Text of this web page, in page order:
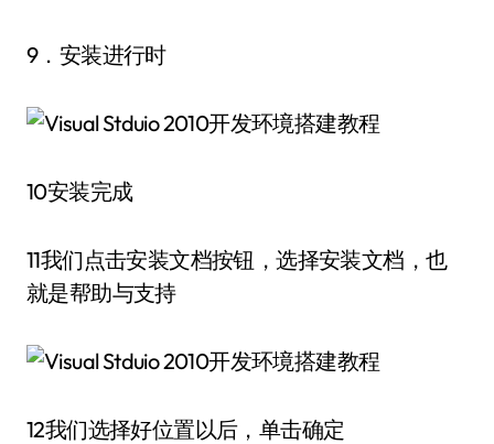
9．安装进行时
10安装完成
11我们点击安装文档按钮，选择安装文档，也
就是帮助与支持
12我们选择好位置以后，单击确定